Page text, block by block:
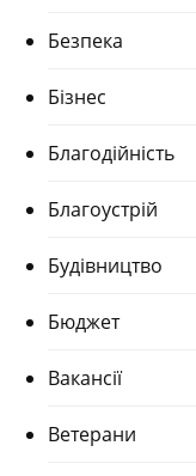
Безпека
Бізнес
Благодійність
Благоустрій
Будівництво
Бюджет
Вакансії
Ветерани